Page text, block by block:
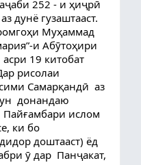
252 - и ҳиҷрӣ
дунё гузаштааст.
и Абӯтоҳири
19 китобат
рисолаи
Самарқандӣ  аз
донандаю
ислом
ки бо
доштааст) ёд
ӯ дар  Панҷакат,